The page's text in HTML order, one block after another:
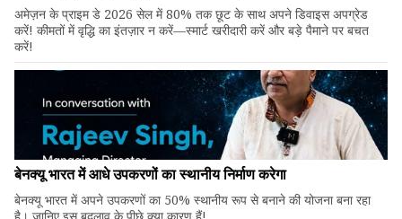
अमेज़न के प्राइम डे 2026 सेल में 80% तक छूट के साथ अपने डिवाइस अपग्रेड
करें! कीमतों में वृद्धि का इंतज़ार न करें—स्मार्ट खरीदारी करें और बड़े पैमाने पर बचत
करें!
बेनक्यू भारत में आधे उपकरणों का स्थानीय निर्माण करेगा
बेनक्यू भारत में अपने उपकरणों का 50% स्थानीय रूप से बनाने की योजना बना रहा